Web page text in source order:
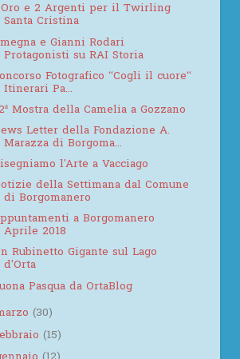
Oro e 2 Argenti per il Twirling
Santa Cristina
e Gianni Rodari
Protagonisti su RAI Storia
Fotografico “Cogli il cuore“
Itinerari Pa...
Mostra della Camelia a Gozzano
Letter della Fondazione A.
Marazza di Borgoma...
l'Arte a Vacciago
della Settimana dal Comune
di Borgomanero
a Borgomanero
Aprile 2018
Rubinetto Gigante sul Lago
d'Orta
Pasqua da OrtaBlog
(30)
(15)